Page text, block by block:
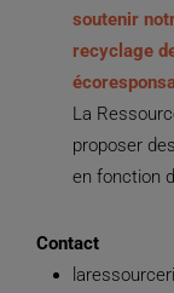
soutenir
recyclage
La
proposer
en fonction
Contact